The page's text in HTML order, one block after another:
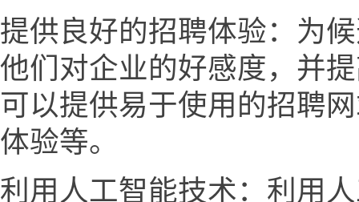
提供良好的招聘体验：为
他们对企业的好感度，并
可以提供易于使用的招聘
体验等。
利用人工智能技术：利用